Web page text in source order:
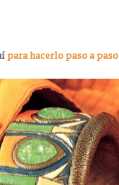
para hacerlo paso a paso